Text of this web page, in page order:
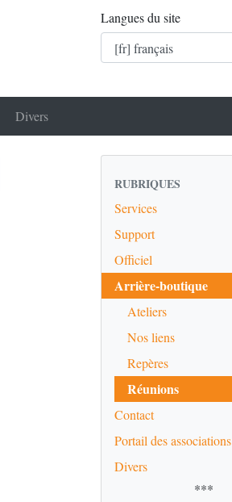
Langues du site
Divers
RUBRIQUES
Services
Support
Officiel
Arrière-boutique
Ateliers
Nos liens
Repères
Réunions
Contact
Portail des associations
Divers
***